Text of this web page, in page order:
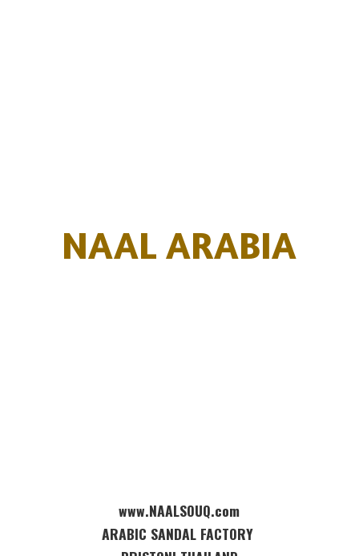
NAAL ARABIA
www.NAALSOUQ.com
ARABIC SANDAL FACTORY